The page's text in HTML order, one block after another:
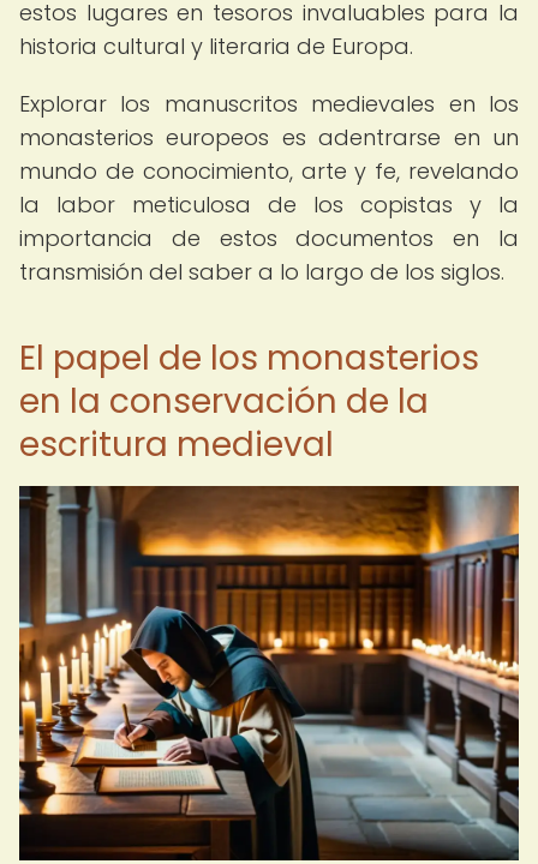
estos lugares en tesoros invaluables para la
historia cultural y literaria de Europa.
Explorar los manuscritos medievales en los
monasterios europeos es adentrarse en un
mundo de conocimiento, arte y fe, revelando
la labor meticulosa de los copistas y la
importancia de estos documentos en la
transmisión del saber a lo largo de los siglos.
El papel de los monasterios
en la conservación de la
escritura medieval